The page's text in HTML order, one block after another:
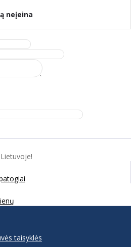
neįeina
taisyklės